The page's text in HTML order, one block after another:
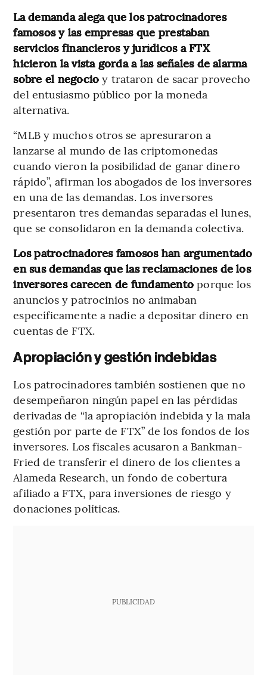
La demanda alega que los patrocinadores
famosos y las empresas que prestaban
servicios financieros y jurídicos a FTX
hicieron la vista gorda a las señales de alarma
sobre el negocioy trataron de sacar provecho
del entusiasmo público por la moneda
alternativa.
“MLB y muchos otros se apresuraron a
lanzarse al mundo de las criptomonedas
cuando vieron la posibilidad de ganar dinero
rápido”, afirman los abogados de los inversores
en una de las demandas. Los inversores
presentaron tres demandas separadas el lunes,
que se consolidaron en la demanda colectiva.
Los patrocinadores famosos han argumentado
en sus demandas que las reclamaciones de los
inversores carecen de fundamentoporque los
anuncios y patrocinios no animaban
específicamente a nadie a depositar dinero en
cuentas de FTX.
Apropiación y gestión indebidas
Los patrocinadores también sostienen que no
desempeñaron ningún papel en las pérdidas
derivadas de “la apropiación indebida y la mala
gestión por parte de FTX” de los fondos de los
inversores. Los fiscales acusaron a Bankman-
Fried de transferir el dinero de los clientes a
Alameda Research, un fondo de cobertura
afiliado a FTX, para inversiones de riesgo y
donaciones políticas.
PUBLICIDAD